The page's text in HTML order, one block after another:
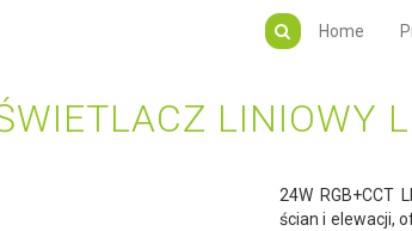
Home
LINIOWY
24W RGB+CCT
ścian i elewacji,